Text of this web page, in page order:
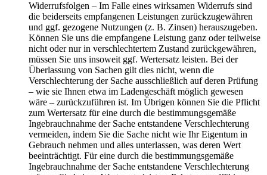
Widerrufsfolgen – Im Falle eines wirksamen Widerrufs sind
die beiderseits empfangenen Leistungen zurückzugewähren
und ggf. gezogene Nutzungen (z. B. Zinsen) herauszugeben.
Können Sie uns die empfangene Leistung ganz oder teilweise
nicht oder nur in verschlechtertem Zustand zurückgewähren,
müssen Sie uns insoweit ggf. Wertersatz leisten. Bei der
Überlassung von Sachen gilt dies nicht, wenn die
Verschlechterung der Sache ausschließlich auf deren Prüfung
– wie sie Ihnen etwa im Ladengeschäft möglich gewesen
wäre – zurückzuführen ist. Im Übrigen können Sie die Pflicht
zum Wertersatz für eine durch die bestimmungsgemäße
Ingebrauchnahme der Sache entstandene Verschlechterung
vermeiden, indem Sie die Sache nicht wie Ihr Eigentum in
Gebrauch nehmen und alles unterlassen, was deren Wert
beeinträchtigt. Für eine durch die bestimmungsgemäße
Ingebrauchnahme der Sache entstandene Verschlechterung